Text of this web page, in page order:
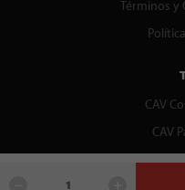
Términos y
CAV
CAV